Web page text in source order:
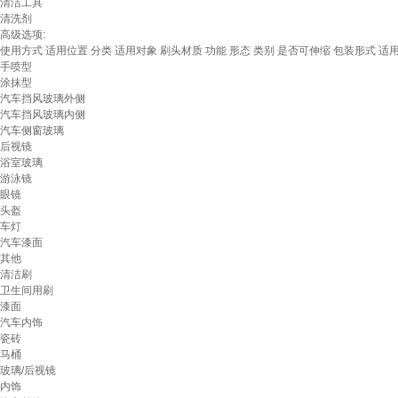
清洁工具
清洗剂
高级选项:
使用方式 适用位置 分类 适用对象 刷头材质 功能 形态 类别 是否可伸缩 包装形式 适
手喷型
涂抹型
汽车挡风玻璃外侧
汽车挡风玻璃内侧
汽车侧窗玻璃
后视镜
浴室玻璃
游泳镜
眼镜
头盔
车灯
汽车漆面
其他
清洁刷
卫生间用刷
漆面
汽车内饰
瓷砖
马桶
玻璃/后视镜
内饰